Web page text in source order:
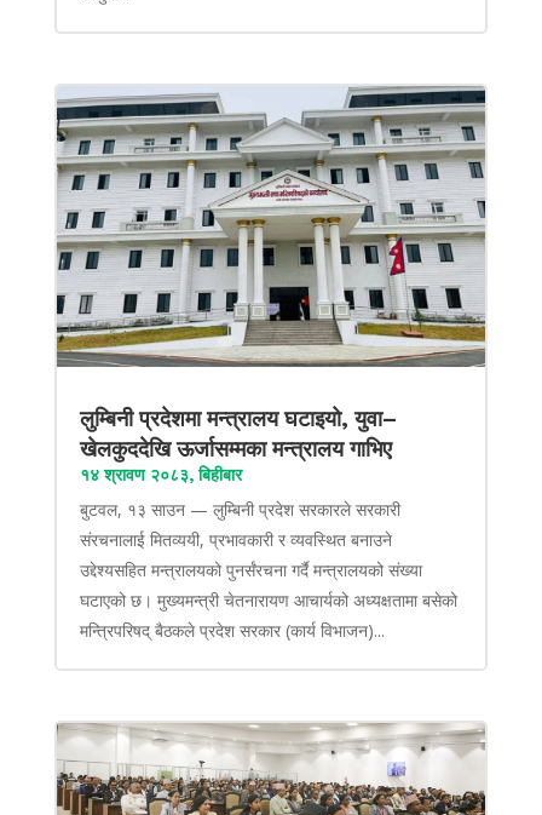
लुम्बिनी प्रदेशमा मन्त्रालय घटाइयो, युवा–
खेलकुददेखि ऊर्जासम्मका मन्त्रालय गाभिए
१४ श्रावण २०८३, बिहीबार
बुटवल, १३ साउन — लुम्बिनी प्रदेश सरकारले सरकारी
संरचनालाई मितव्ययी, प्रभावकारी र व्यवस्थित बनाउने
उद्देश्यसहित मन्त्रालयको पुनर्संरचना गर्दै मन्त्रालयको संख्या
घटाएको छ। मुख्यमन्त्री चेतनारायण आचार्यको अध्यक्षतामा बसेको
मन्त्रिपरिषद् बैठकले प्रदेश सरकार (कार्य विभाजन)...